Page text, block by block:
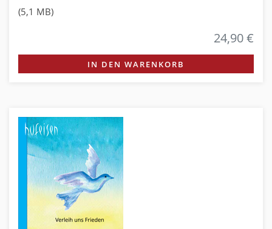
(5,1 MB)
24,90 €
IN DEN WARENKORB